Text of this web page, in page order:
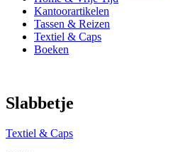
Kantoorartikelen
Tassen & Reizen
Textiel & Caps
Boeken
Slabbetje
Textiel & Caps